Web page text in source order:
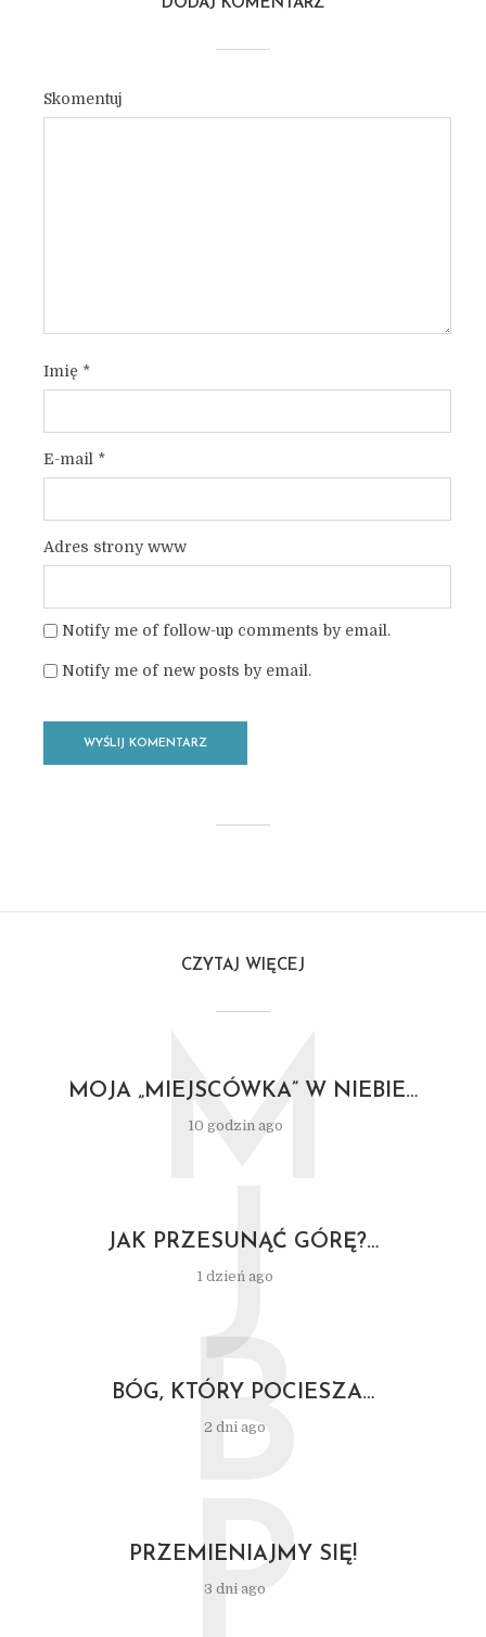
DODAJ KOMENTARZ
Skomentuj
Imię *
E-mail *
Adres strony www
Notify me of follow-up comments by email.
Notify me of new posts by email.
CZYTAJ WIĘCEJ
MOJA „MIEJSCÓWKA” W NIEBIE…
10 godzin ago
M
JAK PRZESUNĄĆ GÓRĘ?…
1 dzień ago
J
BÓG, KTÓRY POCIESZA…
2 dni ago
B
PRZEMIENIAJMY SIĘ!
3 dni ago
P